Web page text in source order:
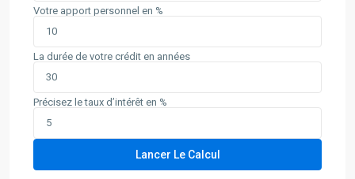
Votre apport personnel en %
La durée de votre crédit en années
Précisez le taux d’intérêt en %
Lancer Le Calcul